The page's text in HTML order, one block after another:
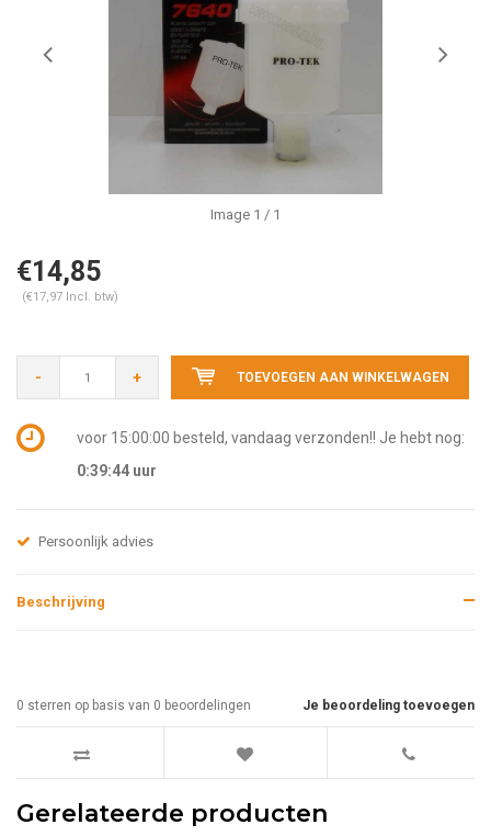
Image 1 / 1
€14,85
(€17,97 Incl. btw)
- + TOEVOEGEN AAN WINKELWAGEN
voor 15:00:00 besteld, vandaag verzonden!! Je hebt nog:
0:39:44uur
Persoonlijk advies
Beschrijving
Je beoordeling toevoegen
0 sterren op basis van 0 beoordelingen
Gerelateerde producten